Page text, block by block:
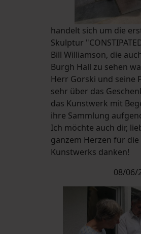
handelt sich um die
Skulptur
Bill Williamson, die
Burgh Hall zu sehen
Herr Gorski und seine
sehr über das
das Kunstwerk mit
ihre Sammlung
Ich möchte auch dir,
ganzem Herzen für die
Kunstwerks danken!
08/06/